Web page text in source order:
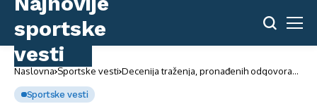
Naslovna Sportske vesti Decenija traženja, pronađenih odgovora
Sportske vesti